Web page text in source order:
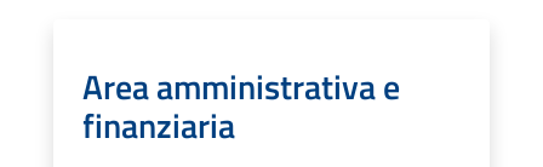
Area amministrativa e
finanziaria